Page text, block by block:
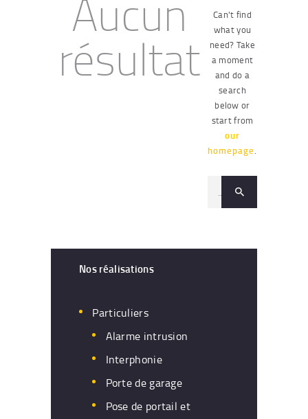
Aucun
résultat
Can't find
what you
need? Take
a moment
and do a
search
below or
start from
our
homepage.
Nos réalisations
Particuliers
Alarme intrusion
Interphonie
Porte de garage
Pose de portail et